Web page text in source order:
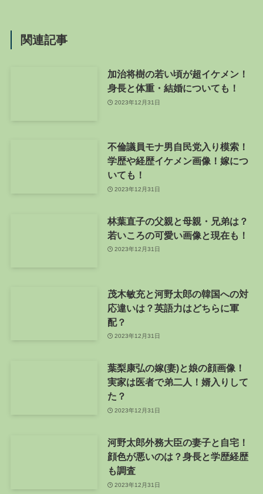
関連記事
加治将樹の若い頃が超イケメン！
身長と体重・結婚についても！
2023年12月31日
不倫議員モナ男自民党入り模索！
学歴や経歴イケメン画像！嫁につ
いても！
2023年12月31日
林葉直子の父親と母親・兄弟は？
若いころの可愛い画像と現在も！
2023年12月31日
茂木敏充と河野太郎の韓国への対
応違いは？英語力はどちらに軍
配？
2023年12月31日
葉梨康弘の嫁(妻)と娘の顔画像！
実家は医者で弟二人！婿入りして
た？
2023年12月31日
河野太郎外務大臣の妻子と自宅！
顔色が悪いのは？身長と学歴経歴
も調査
2023年12月31日